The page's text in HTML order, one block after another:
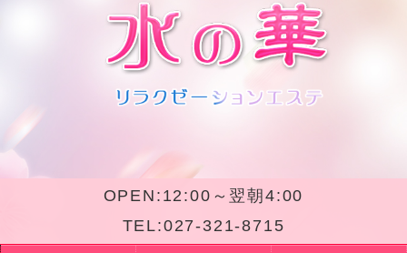
OPEN: 12:00～翌朝4:00
TEL:027-321-8715